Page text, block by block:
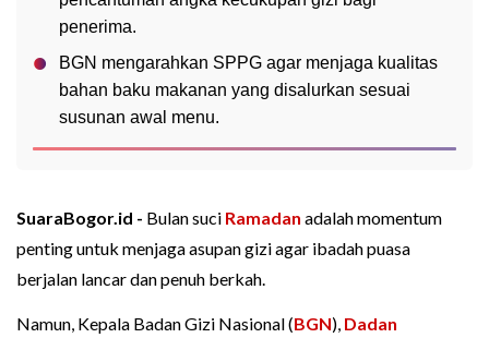
penerima.
BGN mengarahkan SPPG agar menjaga kualitas
bahan baku makanan yang disalurkan sesuai
susunan awal menu.
SuaraBogor.id - Bulan suci Ramadan adalah momentum
penting untuk menjaga asupan gizi agar ibadah puasa
berjalan lancar dan penuh berkah.
Namun, Kepala Badan Gizi Nasional (BGN), Dadan